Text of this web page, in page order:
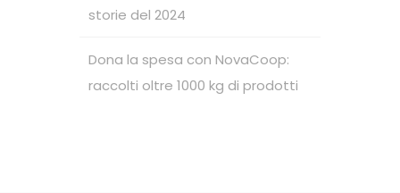
storie del 2024
Dona la spesa con NovaCoop:
raccolti oltre 1000 kg di prodotti